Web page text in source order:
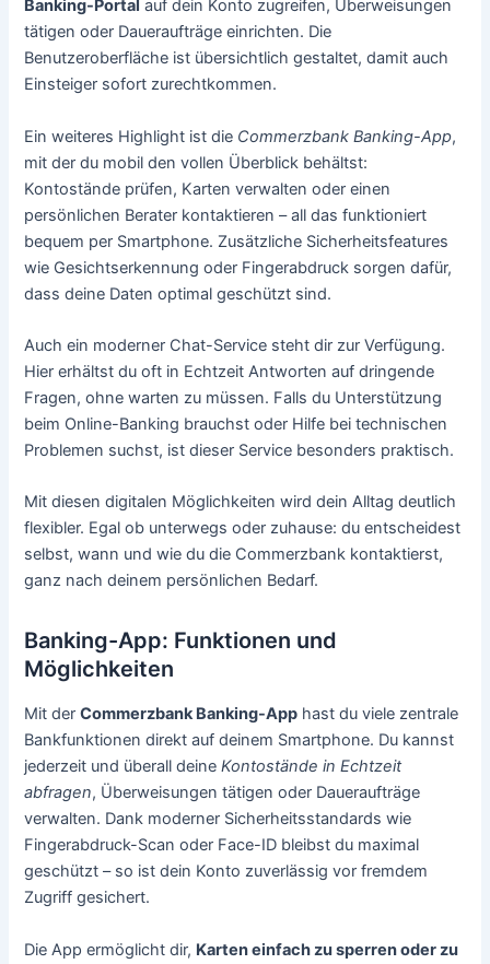
Banking-Portal auf dein Konto zugreifen, Überweisungen
tätigen oder Daueraufträge einrichten. Die
Benutzeroberfläche ist übersichtlich gestaltet, damit auch
Einsteiger sofort zurechtkommen.
Ein weiteres Highlight ist die Commerzbank Banking-App,
mit der du mobil den vollen Überblick behältst:
Kontostände prüfen, Karten verwalten oder einen
persönlichen Berater kontaktieren – all das funktioniert
bequem per Smartphone. Zusätzliche Sicherheitsfeatures
wie Gesichtserkennung oder Fingerabdruck sorgen dafür,
dass deine Daten optimal geschützt sind.
Auch ein moderner Chat-Service steht dir zur Verfügung.
Hier erhältst du oft in Echtzeit Antworten auf dringende
Fragen, ohne warten zu müssen. Falls du Unterstützung
beim Online-Banking brauchst oder Hilfe bei technischen
Problemen suchst, ist dieser Service besonders praktisch.
Mit diesen digitalen Möglichkeiten wird dein Alltag deutlich
flexibler. Egal ob unterwegs oder zuhause: du entscheidest
selbst, wann und wie du die Commerzbank kontaktierst,
ganz nach deinem persönlichen Bedarf.
Banking-App: Funktionen und
Möglichkeiten
Mit derCommerzbank Banking-App hast du viele zentrale
Bankfunktionen direkt auf deinem Smartphone. Du kannst
jederzeit und überall deineKontostände in Echtzeit
abfragen, Überweisungen tätigen oder Daueraufträge
verwalten. Dank moderner Sicherheitsstandards wie
Fingerabdruck-Scan oder Face-ID bleibst du maximal
geschützt – so ist dein Konto zuverlässig vor fremdem
Zugriff gesichert.
Die App ermöglicht dir, Karten einfach zu sperren oder zu